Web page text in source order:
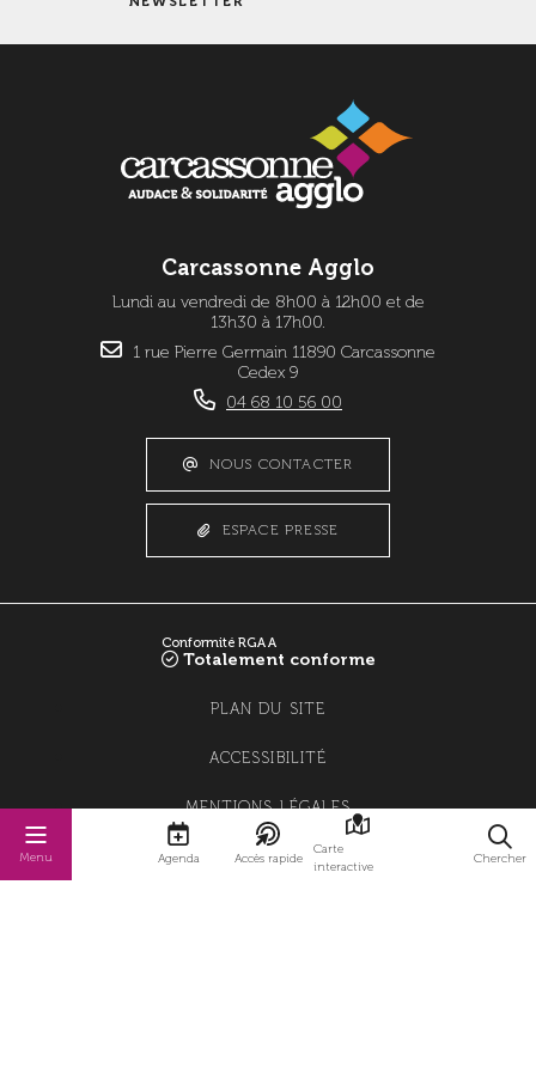
Menu Agenda Accès rapide
Carte
interactive
Chercher
Carcassonne Agglo
Lundi au vendredi de 8h00 à 12h00 et de
13h30 à 17h00.
1 rue Pierre Germain 11890 Carcassonne
Cedex 9
04 68 10 56 00
NOUS CONTACTER
ESPACE PRESSE
Conformité RGAA
Totalement conforme
PLAN DU SITE
ACCESSIBILITÉ
MENTIONS LÉGALES
POLITIQUE DE CONFIDENTIALITÉ